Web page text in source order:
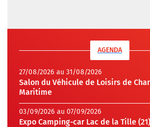
AGENDA
27/08/2026 au 31/08/2026
Salon du Véhicule de Loisirs de
Maritime
03/09/2026 au 07/09/2026
Expo Camping-car Lac de la Tille (21)